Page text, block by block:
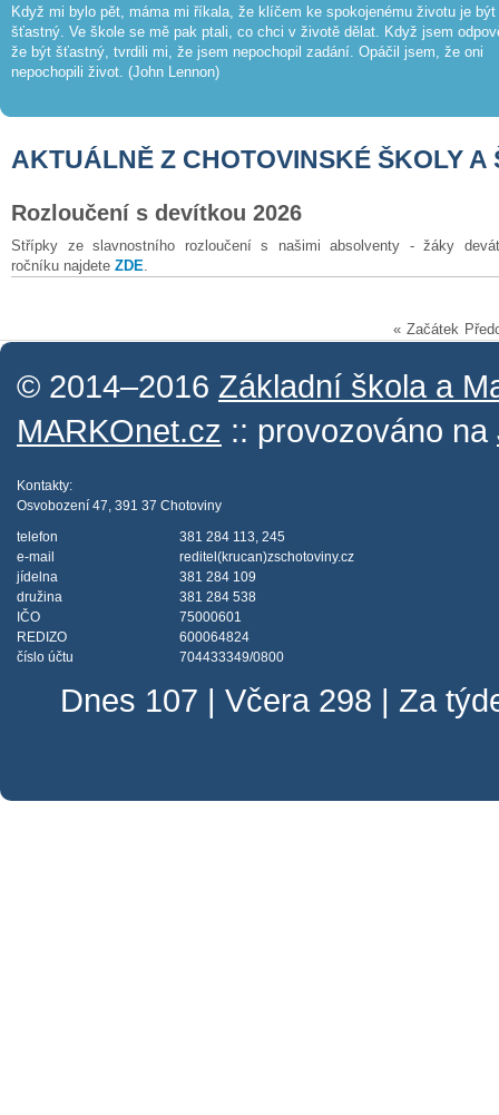
Když mi bylo pět, máma mi říkala, že klíčem ke spokojenému životu je být
šťastný. Ve škole se mě pak ptali, co chci v životě dělat. Když jsem
že být šťastný, tvrdili mi, že jsem nepochopil zadání. Opáčil jsem, že oni
nepochopili život. (John Lennon)
AKTUÁLNĚ Z CHOTOVINSKÉ ŠKOLY A
Rozloučení s devítkou 2026
Střípky ze slavnostního rozloučení s našimi absolventy - žáky
ročníku najdete ZDE.
« Začátek
© 2014–2016 Základní škola a
MARKOnet.cz :: provozováno na
Kontakty:
Osvobození 47, 391 37 Chotoviny
telefon
381 284 113, 245
e-mail
reditel(krucan)zschotoviny.cz
jídelna
381 284 109
družina
381 284 538
IČO
75000601
REDIZO
600064824
číslo účtu
704433349/0800
Dnes 107 | Včera 298 | Za